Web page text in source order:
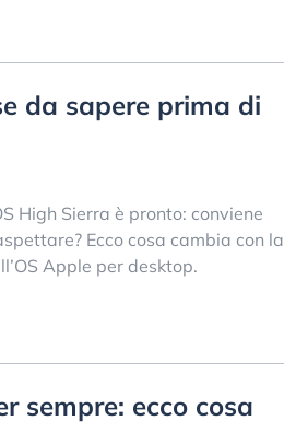
da sapere prima di
High Sierra è pronto: conviene
Ecco cosa cambia con la
Apple per desktop.
sempre: ecco cosa